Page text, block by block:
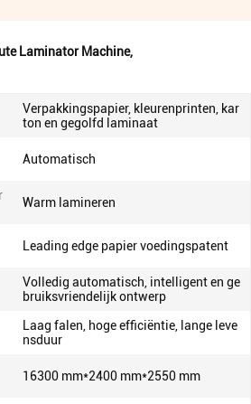
Laminator Machine,
Verpakkingspapier, kleurenprinten, kar
ton en gegolfd laminaat
Automatisch
Warm lamineren
Leading edge papier voedingspatent
Volledig automatisch, intelligent en ge
bruiksvriendelijk ontwerp
Laag falen, hoge efficiëntie, lange leve
nsduur
16300 mm*2400 mm*2550 mm